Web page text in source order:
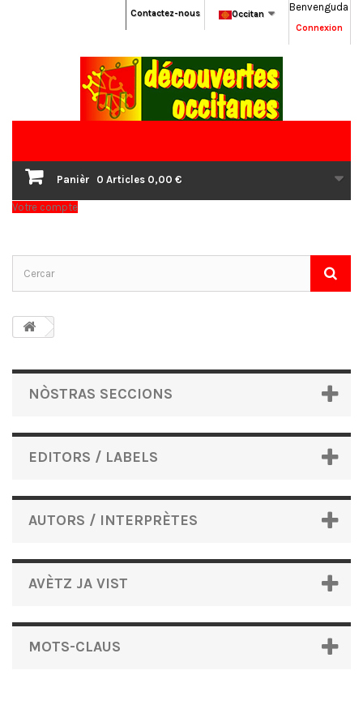
Benvenguda
Connexion
Occitan
Contactez-nous
Panièr 0 Articles 0,00 €
Votre compte
NÒSTRAS SECCIONS
EDITORS / LABELS
AUTORS / INTERPRÈTES
AVÈTZ JA VIST
MOTS-CLAUS